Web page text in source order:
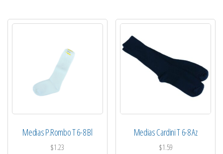
Medias P.Rombo T 6-8 Bl
$1.23
Medias Cardini T 6-8 Az
$1.59